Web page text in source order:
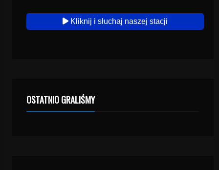
Kliknij i słuchaj naszej stacji
OSTATNIO GRALIŚMY